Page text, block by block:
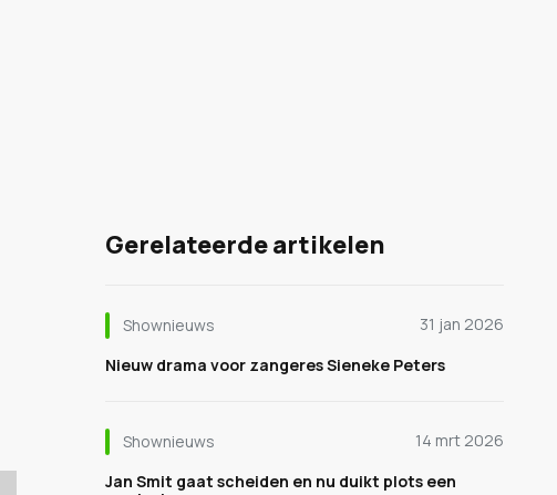
Gerelateerde artikelen
Shownieuws
31 jan 2026
Nieuw drama voor zangeres Sieneke Peters
Shownieuws
14 mrt 2026
Jan Smit gaat scheiden en nu duikt plots een